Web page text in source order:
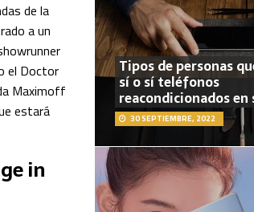
de la
a un
el Doctor
Maximoff
estará
in
Tipos de personas
sí o sí teléfonos
reacondicionados en
30 SEPTIEMBRE, 2022